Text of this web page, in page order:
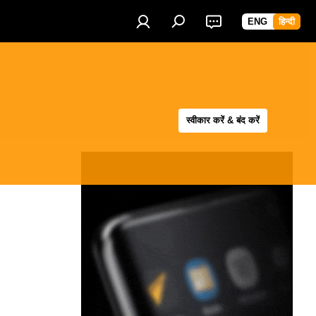
ENG हिन्दी
स्वीकार करें & बंद करें